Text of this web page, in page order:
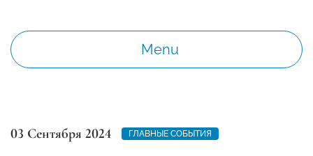
Menu
03 Сентября 2024 ГЛАВНЫЕ СОБЫТИЯ